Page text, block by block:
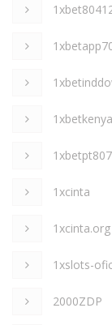
1xcinta
1xcinta.org
1xslots-
2000ZDP